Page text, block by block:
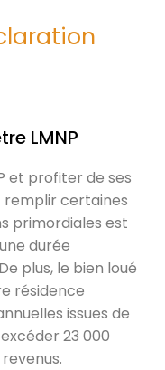
LMNP
et profiter de ses
remplir certaines
primordiales est
durée
plus, le bien loué
résidence
issues de
23 000